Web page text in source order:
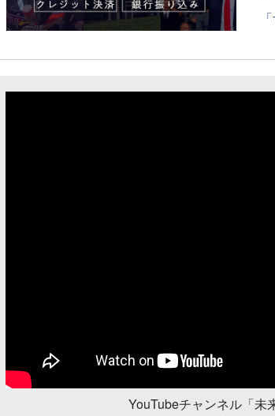
YouTubeチャンネル「未